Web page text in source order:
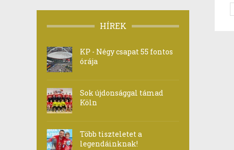
HÍREK
KP - Négy csapat 55 fontos
órája
Sok újdonsággal támad
Köln
Több tiszteletet a
legendáinknak!